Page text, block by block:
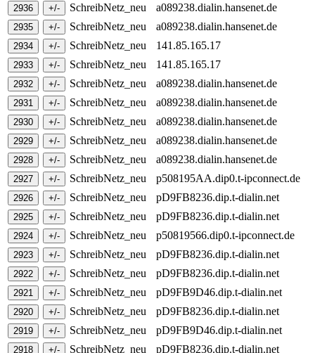
SchreibNetz_neu
a089238.dialin.hansenet.de
SchreibNetz_neu
a089238.dialin.hansenet.de
SchreibNetz_neu
141.85.165.17
SchreibNetz_neu
141.85.165.17
SchreibNetz_neu
a089238.dialin.hansenet.de
SchreibNetz_neu
a089238.dialin.hansenet.de
SchreibNetz_neu
a089238.dialin.hansenet.de
SchreibNetz_neu
a089238.dialin.hansenet.de
SchreibNetz_neu
a089238.dialin.hansenet.de
SchreibNetz_neu
p508195AA.dip0.t-ipconnect.de
SchreibNetz_neu
pD9FB8236.dip.t-dialin.net
SchreibNetz_neu
pD9FB8236.dip.t-dialin.net
SchreibNetz_neu
p50819566.dip0.t-ipconnect.de
SchreibNetz_neu
pD9FB8236.dip.t-dialin.net
SchreibNetz_neu
pD9FB8236.dip.t-dialin.net
SchreibNetz_neu
pD9FB9D46.dip.t-dialin.net
SchreibNetz_neu
pD9FB8236.dip.t-dialin.net
SchreibNetz_neu
pD9FB9D46.dip.t-dialin.net
SchreibNetz_neu
pD9FB8236.dip.t-dialin.net